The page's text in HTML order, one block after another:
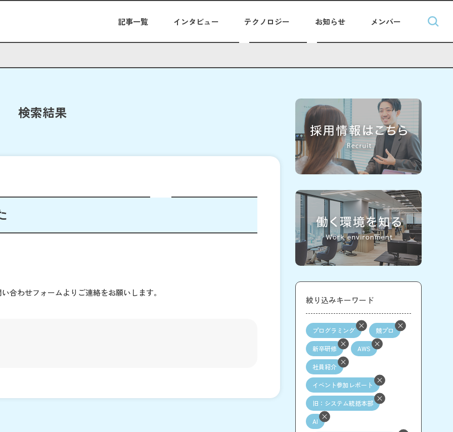
記事一覧 インタビュー テクノロジー お知らせ メンバー
検索結果
合わせフォームよりご連絡をお願いします。
絞り込みキーワード
プログラミング 競プロ
新卒研修 AWS
社員紹介
イベント参加レポート
旧：システム統括本部
AI